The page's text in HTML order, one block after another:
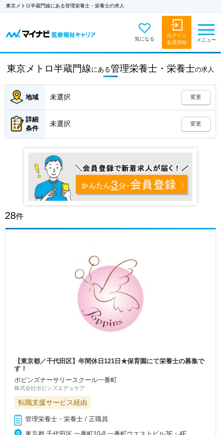
東京メトロ半蔵門線にある管理栄養士・栄養士の求人
気になる
ログイン
会員登録
メニュー
東京メトロ半蔵門線 にある管理栄養士・栄養士の求人
地域 未選択 変更
詳細
条件
未選択 変更
28件
【東京都／千代田区】年間休日121日★保育園にて栄養士の募集で
す！
ポピンズナーサリースクール一番町
株式会社ポピンズエデュケア
転職支援サービス経由
管理栄養士・栄養士 / 正職員